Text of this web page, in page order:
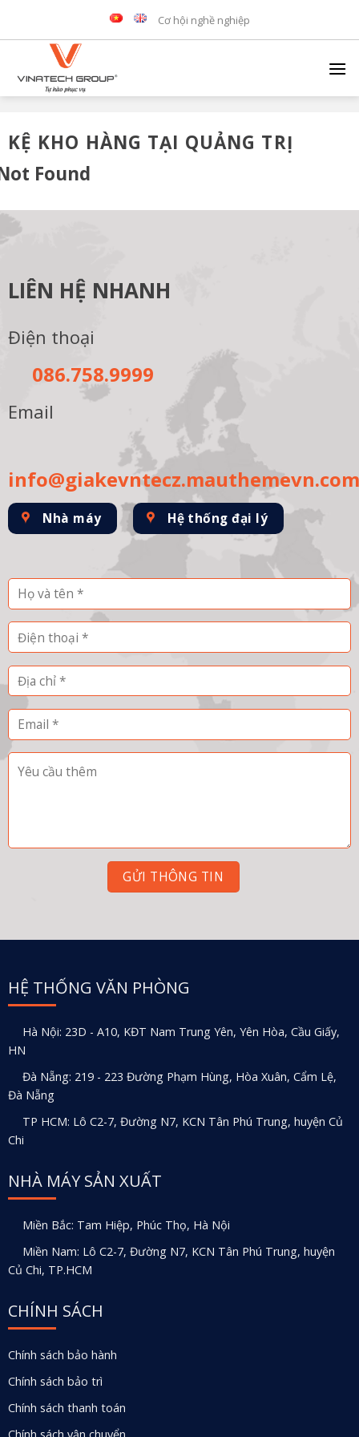
Cơ hội nghề nghiệp
KỆ KHO HÀNG TẠI QUẢNG TRỊ
Found
LIÊN HỆ NHANH
Điện thoại
086.758.9999
Email
info@giakevntecz.mauthemevn.com
Nhà máy Hệ thống đại lý
HỆ THỐNG VĂN PHÒNG
Hà Nội: 23D - A10, KĐT Nam Trung Yên, Yên Hòa, Cầu Giấy,
HN
Đà Nẵng: 219 - 223 Đường Phạm Hùng, Hòa Xuân, Cẩm Lệ,
Đà Nẵng
TP HCM: Lô C2-7, Đường N7, KCN Tân Phú Trung, huyện Củ
Chi
NHÀ MÁY SẢN XUẤT
Miền Bắc: Tam Hiệp, Phúc Thọ, Hà Nội
Miền Nam: Lô C2-7, Đường N7, KCN Tân Phú Trung, huyện
Củ Chi, TP.HCM
CHÍNH SÁCH
Chính sách bảo hành
Chính sách bảo trì
Chính sách thanh toán